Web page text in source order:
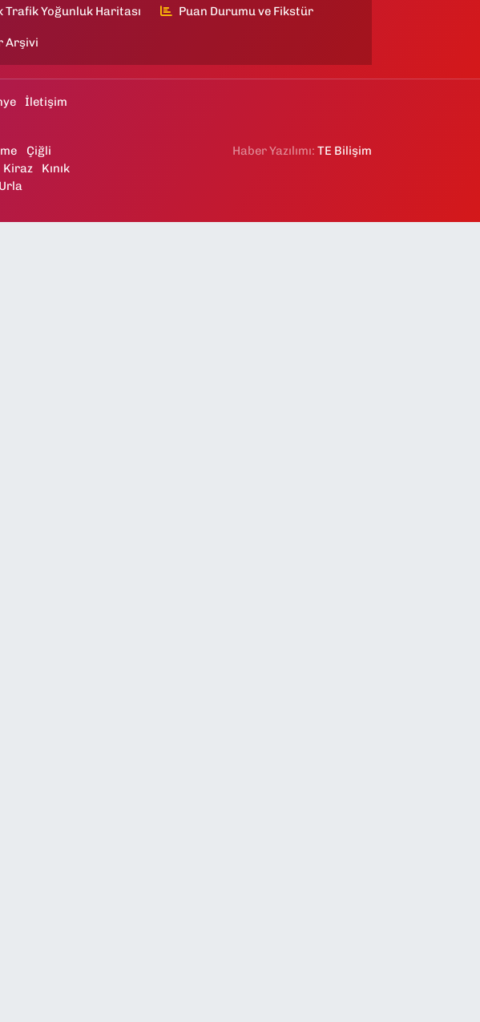
Trafik Yoğunluk Haritası Puan Durumu ve Fikstür
Arşivi
İletişim
Çiğli
Kiraz
Kınık
Urla
Haber Yazılımı:TE Bilişim